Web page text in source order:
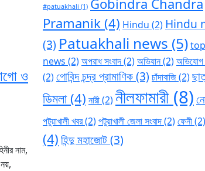
ও
নাম,
#patuakhali (1)
Pramanik (4) Hindu (2) Hindu
(3) Patuakhali news (5)
news (2) অপরাধ সংবাদ(2) অভিযান(2) অভিযোগ
(2) গোবিন্দ চন্দ্র প্রামাণিক(3) চাঁদাবাজি(2)
ডিমলা(4) নারী(2) নীলফামারী(8)
পটুয়াখালী খবর(2) পটুয়াখালী জেলা সংবাদ(2) ফেনী(2)
(4)হিন্দু মহাজোট(3)